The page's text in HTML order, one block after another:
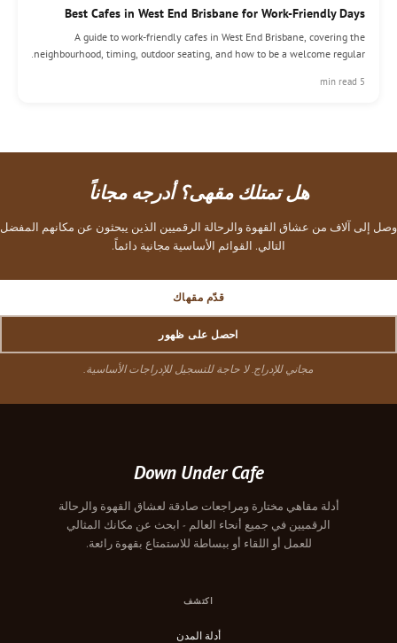
Best Cafes in West End Brisbane for Work-Friendly Days
A guide to work-friendly cafes in West End Brisbane, covering the
neighbourhood, timing, outdoor seating, and how to be a welcome regular.
5 min read
هل تمتلك مقهى؟ أدرجه مجاناً
وصل إلى آلاف من عشاق القهوة والرحالة الرقميين الذين يبحثون عن مكانهم المفضل
التالي. القوائم الأساسية مجانية دائماً.
قدّم مقهاك
احصل على ظهور
مجاني للإدراج. لا حاجة للتسجيل للإدراجات الأساسية.
Down Under Cafe
أدلة مقاهي مختارة ومراجعات صادقة لعشاق القهوة والرحالة
الرقميين في جميع أنحاء العالم - ابحث عن مكانك المثالي
للعمل أو اللقاء أو ببساطة للاستمتاع بقهوة رائعة.
اكتشف
أدلة المدن